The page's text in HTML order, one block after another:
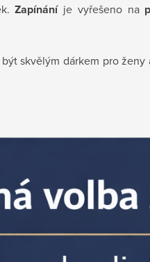
Zapínání je vyřešeno na
skvělým dárkem pro